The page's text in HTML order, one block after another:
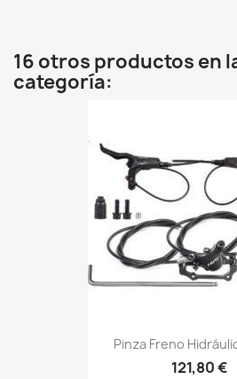
16 otros productos en
categoría:
Pinza Freno
121,80 €